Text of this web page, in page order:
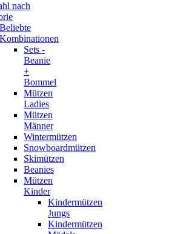
nach
Beliebte
Kombinationen
Sets -
Beanie
+
Bommel
Mützen
Ladies
Mützen
Männer
Wintermützen
Snowboardmützen
Skimützen
Beanies
Mützen
Kinder
Kindermützen
Jungs
Kindermützen